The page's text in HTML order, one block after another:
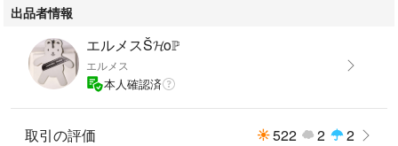
出品者情報
エルメスŠ𝓗oℙ
エルメス
本人確認済
取引の評価 522 2 2